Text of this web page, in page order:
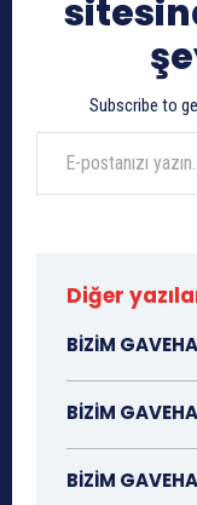
Subscribe to
E-postanızı yazın…
Diğer
BİZİM
BİZİM
BİZİM